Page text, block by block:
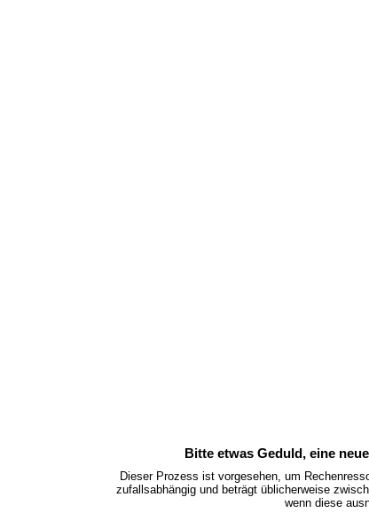
Bitte etwas Geduld, eine
Dieser Prozess ist vorgesehen, um
zufallsabhängig und beträgt üblicherweise
wenn diese